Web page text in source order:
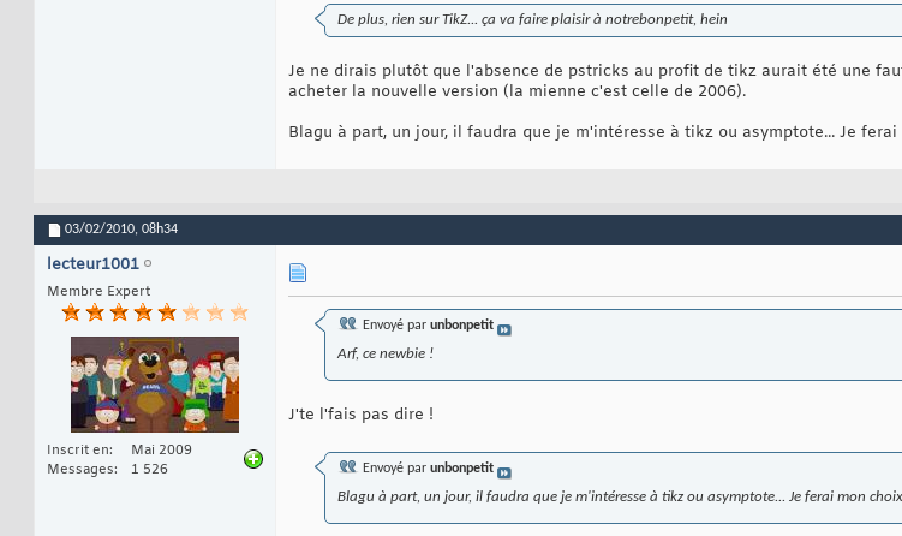
De plus, rien sur TikZ... ça va faire plaisir à notrebonpetit, hein
Je ne dirais plutôt que l'absence de pstricks au profit de tikz aurait été une
acheter la nouvelle version (la mienne c'est celle de 2006).
Blagu à part, un jour, il faudra que je m'intéresse à tikz ou asymptote... Je
03/02/2010, 08h34
lecteur1001
Membre Expert
Inscrit en
Mai 2009
Messages
1 526
Envoyé par unbonpetit
Arf, ce newbie !
J'te l'fais pas dire !
Envoyé par unbonpetit
Blagu à part, un jour, il faudra que je m'intéresse à tikz ou asymptote... Je ferai mon